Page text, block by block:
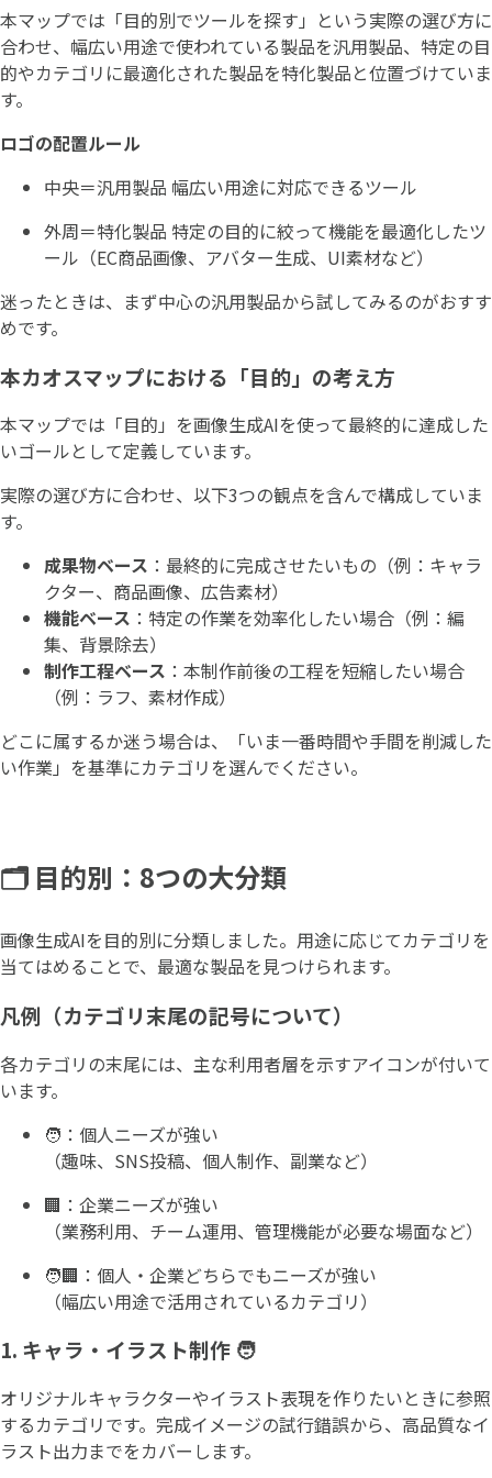
本マップでは「目的別でツールを探す」という実際の選び方に
合わせ、幅広い用途で使われている製品を汎用製品、特定の目
的やカテゴリに最適化された製品を特化製品と位置づけていま
す。
ロゴの配置ルール
中央＝汎用製品 幅広い用途に対応できるツール
外周＝特化製品 特定の目的に絞って機能を最適化したツ
ール（EC商品画像、アバター生成、UI素材など）
迷ったときは、まず中心の汎用製品から試してみるのがおすす
めです。
本カオスマップにおける「目的」の考え方
本マップでは「目的」を画像生成AIを使って最終的に達成した
いゴールとして定義しています。
実際の選び方に合わせ、以下3つの観点を含んで構成していま
す。
成果物ベース ：最終的に完成させたいもの（例：キャラ
クター、商品画像、広告素材）
機能ベース ：特定の作業を効率化したい場合（例：編
集、背景除去）
制作工程ベース ：本制作前後の工程を短縮したい場合
（例：ラフ、素材作成）
どこに属するか迷う場合は、「いま一番時間や手間を削減した
い作業」を基準にカテゴリを選んでください。
🗂️ 目的別：8つの大分類
画像生成AIを目的別に分類しました。用途に応じてカテゴリを
当てはめることで、最適な製品を見つけられます。
凡例（カテゴリ末尾の記号について）
各カテゴリの末尾には、主な利用者層を示すアイコンが付いて
います。
🧑：個人ニーズが強い
（趣味、SNS投稿、個人制作、副業など）
🏢：企業ニーズが強い
（業務利用、チーム運用、管理機能が必要な場面など）
🧑🏢：個人・企業どちらでもニーズが強い
（幅広い用途で活用されているカテゴリ）
1. キャラ・イラスト制作 🧑
オリジナルキャラクターやイラスト表現を作りたいときに参照
するカテゴリです。完成イメージの試行錯誤から、高品質なイ
ラスト出力までをカバーします。